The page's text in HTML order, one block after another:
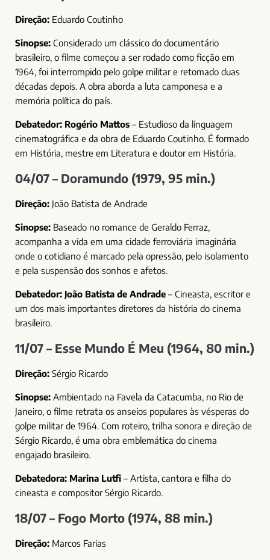
Direção: Eduardo Coutinho
Sinopse: Considerado um clássico do documentário
brasileiro, o filme começou a ser rodado como ficção em
1964, foi interrompido pelo golpe militar e retomado duas
décadas depois. A obra aborda a luta camponesa e a
memória política do país.
Debatedor: Rogério Mattos – Estudioso da linguagem
cinematográfica e da obra de Eduardo Coutinho. É formado
em História, mestre em Literatura e doutor em História.
04/07 – Doramundo (1979, 95 min.)
Direção: João Batista de Andrade
Sinopse: Baseado no romance de Geraldo Ferraz,
acompanha a vida em uma cidade ferroviária imaginária
onde o cotidiano é marcado pela opressão, pelo isolamento
e pela suspensão dos sonhos e afetos.
Debatedor: João Batista de Andrade – Cineasta, escritor e
um dos mais importantes diretores da história do cinema
brasileiro.
11/07 – Esse Mundo É Meu (1964, 80 min.)
Direção: Sérgio Ricardo
Sinopse: Ambientado na Favela da Catacumba, no Rio de
Janeiro, o filme retrata os anseios populares às vésperas do
golpe militar de 1964. Com roteiro, trilha sonora e direção de
Sérgio Ricardo, é uma obra emblemática do cinema
engajado brasileiro.
Debatedora: Marina Lutfi – Artista, cantora e filha do
cineasta e compositor Sérgio Ricardo.
18/07 – Fogo Morto (1974, 88 min.)
Direção: Marcos Farias